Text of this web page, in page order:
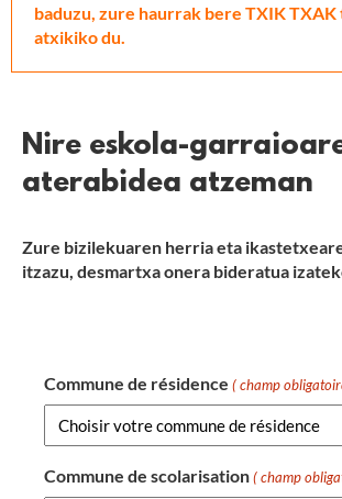
baduzu, zure haurrak bere TXIK
atxikiko du.
Nire eskola-
aterabidea atzeman
Zure bizilekuaren herria eta
itzazu, desmartxa onera bideratua
Commune de résidence ( champ
Commune de scolarisation ( champ